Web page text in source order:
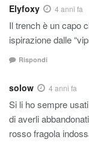
Elyfoxy 4 anni fa
Il trench è un capo
ispirazione dalle
Rispondi
solow 4 anni fa
Si li ho sempre
di averli
rosso fragola